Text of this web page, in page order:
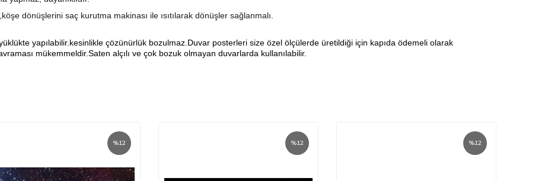
dönüşlerini saç kurutma makinası ile ısıtılarak dönüşler sağlanmalı.
yapılabilir.kesinlikle çözünürlük bozulmaz.Duvar posterleri size özel ölçülerde üretildiği için kapıda ödemeli olarak
mükemmeldir.Saten alçılı ve çok bozuk olmayan duvarlarda kullanılabilir.
%12 %12 %12